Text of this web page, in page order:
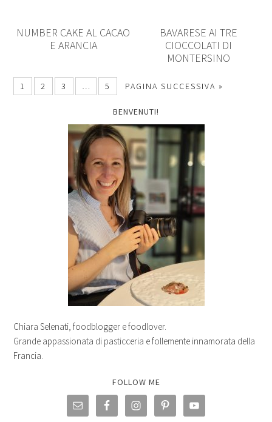
NUMBER CAKE AL CACAO
E ARANCIA
BAVARESE AI TRE
CIOCCOLATI DI
MONTERSINO
1 2 3 … 5 PAGINA SUCCESSIVA »
BENVENUTI!
Chiara Selenati, foodblogger e foodlover.
Grande appassionata di pasticceria e follemente innamorata della
Francia.
FOLLOW ME